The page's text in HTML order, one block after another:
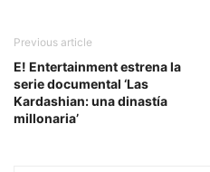
Previous article
E! Entertainment estrena la
serie documental ‘Las
Kardashian: una dinastía
millonaria’